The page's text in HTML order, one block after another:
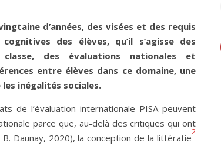
d’années, des visées et des requis
des élèves, qu’il s’agisse des
des évaluations nationales et
entre élèves dans ce domaine, une
inégalités sociales.
de l’évaluation internationale PISA peuvent
parce que, au-delà des critiques qui ont
Daunay, 2020), la conception de la littératie
2